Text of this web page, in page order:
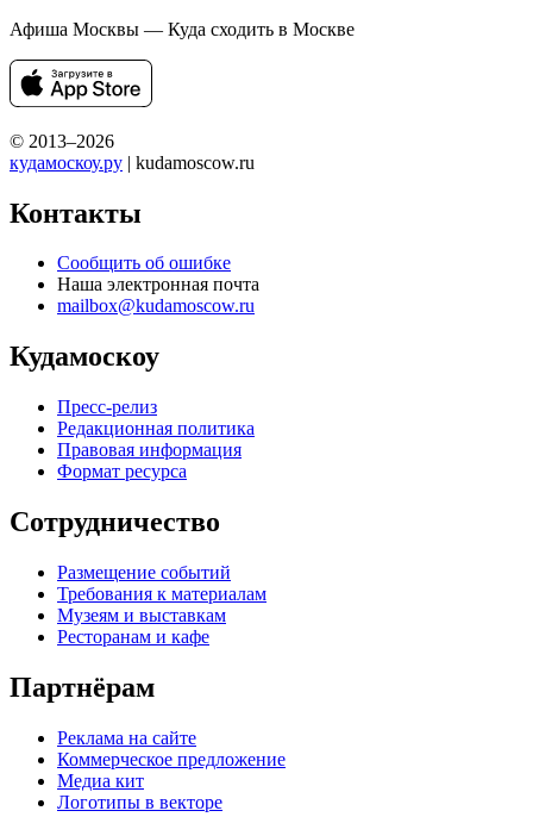
Афиша Москвы — Куда сходить в Москве
© 2013–2026
кудамоскоу.ру | kudamoscow.ru
Контакты
Сообщить об ошибке
Наша электронная почта
mailbox@kudamoscow.ru
Кудамоскоу
Пресс-релиз
Редакционная политика
Правовая информация
Формат ресурса
Сотрудничество
Размещение событий
Требования к материалам
Музеям и выставкам
Ресторанам и кафе
Партнёрам
Реклама на сайте
Коммерческое предложение
Медиа кит
Логотипы в векторе